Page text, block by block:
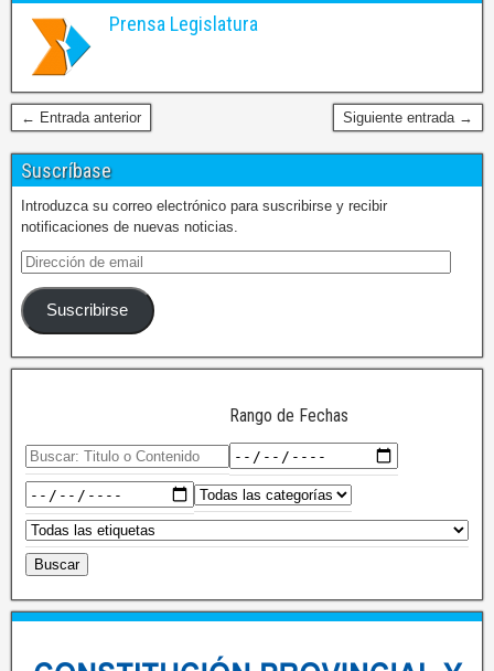
Prensa Legislatura
← Entrada anterior Siguiente entrada →
Suscríbase
Introduzca su correo electrónico para suscribirse y recibir
notificaciones de nuevas noticias.
Suscribirse
Rango de Fechas